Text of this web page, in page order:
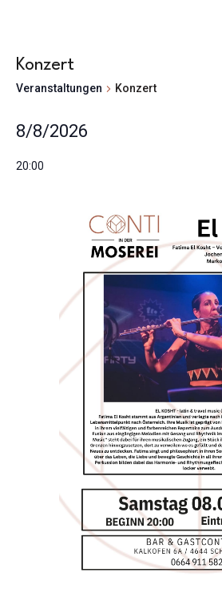
Konzert
Veranstaltungen Konzert
Veranstaltungen
8.
8/8/2026
wählen.
20:00